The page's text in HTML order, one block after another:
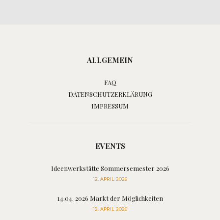
ALLGEMEIN
FAQ
DATENSCHUTZERKLÄRUNG
IMPRESSUM
EVENTS
Ideenwerkstätte Sommersemester 2026
12. APRIL 2026
14.04. 2026 Markt der Möglichkeiten
12. APRIL 2026